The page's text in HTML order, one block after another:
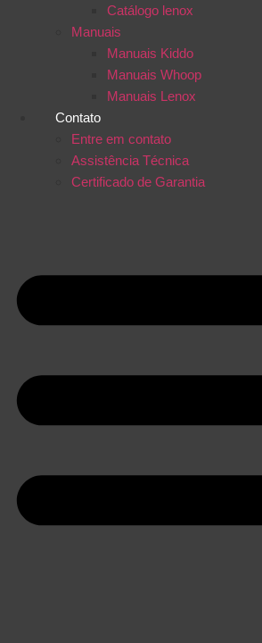
Catálogo lenox
Manuais
Manuais Kiddo
Manuais Whoop
Manuais Lenox
Contato
Entre em contato
Assistência Técnica
Certificado de Garantia